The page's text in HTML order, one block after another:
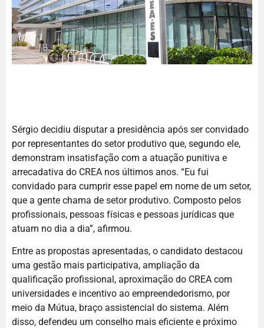
Sérgio decidiu disputar a presidência após ser convidado
por representantes do setor produtivo que, segundo ele,
demonstram insatisfação com a atuação punitiva e
arrecadativa do CREA nos últimos anos. “Eu fui
convidado para cumprir esse papel em nome de um setor,
que a gente chama de setor produtivo. Composto pelos
profissionais, pessoas físicas e pessoas jurídicas que
atuam no dia a dia”, afirmou.
Entre as propostas apresentadas, o candidato destacou
uma gestão mais participativa, ampliação da
qualificação profissional, aproximação do CREA com
universidades e incentivo ao empreendedorismo, por
meio da Mútua, braço assistencial do sistema. Além
disso, defendeu um conselho mais eficiente e próximo